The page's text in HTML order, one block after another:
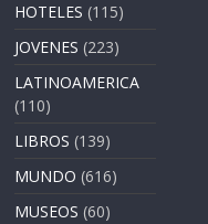
HOTELES (115)
JOVENES (223)
LATINOAMERICA
(110)
LIBROS (139)
MUNDO (616)
MUSEOS (60)